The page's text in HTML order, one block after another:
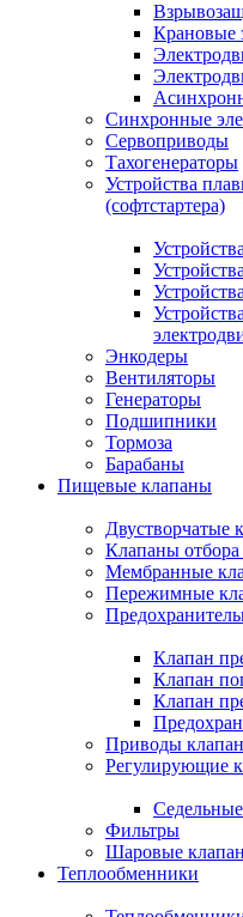
Крановые
Синхронные
Сервоприводы
Тахогенераторы
Устройства
(софтстартера)
Энкодеры
Вентиляторы
Генераторы
Подшипники
Тормоза
Барабаны
Пищевые клапаны
Двустворчатые
Клапаны
Мембранные
Пережимные
Клапан
Клапан
Клапан
Приводы
Регулирующие
Фильтры
Шаровые
Теплообменники